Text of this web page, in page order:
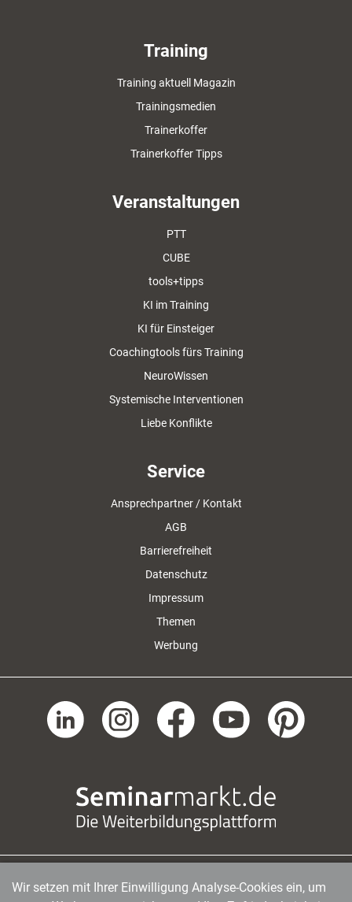
Training
Training aktuell Magazin
Trainingsmedien
Trainerkoffer
Trainerkoffer Tipps
Veranstaltungen
PTT
CUBE
tools+tipps
KI im Training
KI für Einsteiger
Coachingtools fürs Training
NeuroWissen
Systemische Interventionen
Liebe Konflikte
Service
Ansprechpartner / Kontakt
AGB
Barrierefreiheit
Datenschutz
Impressum
Themen
Werbung
managerSeminare Verlags GmbH | Endenicher Str. 41
|
Wir setzen mit Ihrer Einwilligung Analyse-Cookies ein, um